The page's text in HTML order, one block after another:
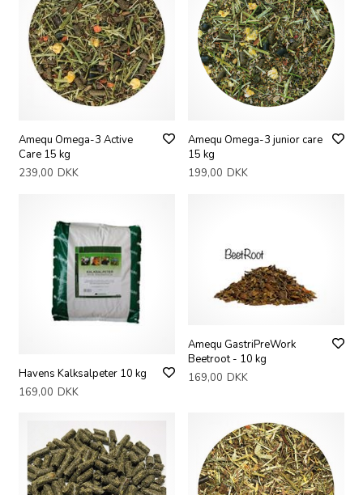
Amequ Omega-3 Active
Care 15 kg
239,00 DKK
Amequ Omega-3 junior care
15 kg
199,00 DKK
Havens Kalksalpeter 10 kg
169,00 DKK
Amequ GastriPreWork
Beetroot - 10 kg
169,00 DKK